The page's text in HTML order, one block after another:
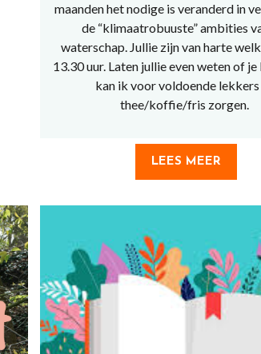
maanden het nodige is veranderd in
de “klimaatrobuuste” ambities
waterschap. Jullie zijn van harte
13.30 uur. Laten jullie even weten of
kan ik voor voldoende
thee/koffie/fris zorgen.
LEES MEER